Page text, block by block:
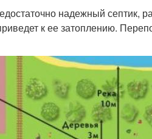
надежный септик,
к ее затоплению.